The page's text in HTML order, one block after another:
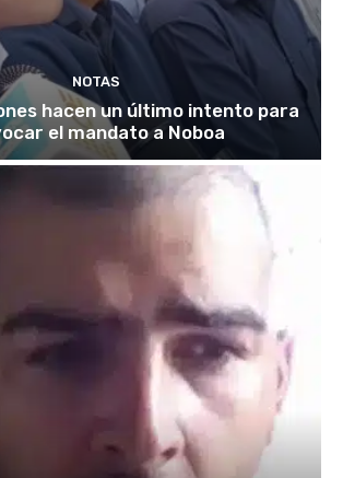
NOTAS
hacen un último intento para
el mandato a Noboa